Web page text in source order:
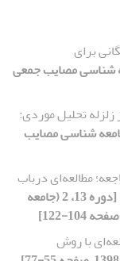
برای
2 (جامعه شناسی مصایب جمعی
تحلیل موردی:
13، 2 (جامعه شناسی مصایب
مطالعه‌ای درباب
[دوره 13، 2 (جامعه
با روش